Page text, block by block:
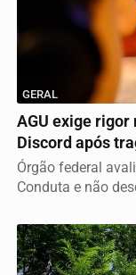
GERAL
AGU exige rigor
Discord após
Órgão federal
Conduta e não